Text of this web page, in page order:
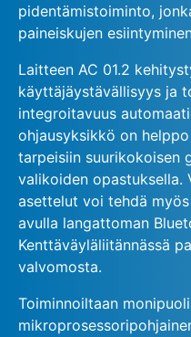
pidentämistoiminto,
paineiskujen
Laitteen AC 01.2
käyttäjäystävällisyys ja
integroitavuus
ohjausyksikkö on
tarpeisiin suurikokoisen
valikoiden opastuksella.
asettelut voi tehdä
avulla langattoman
Kenttäväyläliitännässä
valvomosta.
Toiminnoiltaan